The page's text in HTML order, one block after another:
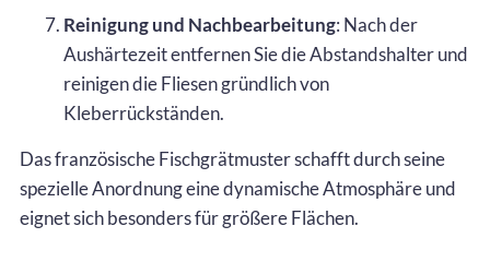
Reinigung und Nachbearbeitung: Nach der
Aushärtezeit entfernen Sie die Abstandshalter und
reinigen die Fliesen gründlich von
Kleberrückständen.
Das französische Fischgrätmuster schafft durch seine
spezielle Anordnung eine dynamische Atmosphäre und
eignet sich besonders für größere Flächen.